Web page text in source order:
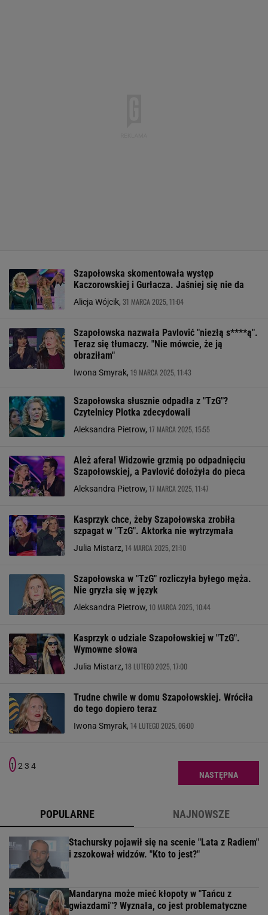
Szapołowska skomentowała występ
Kaczorowskiej i Gurłacza. Jaśniej się nie da
Alicja Wójcik, 31 MARCA 2025, 11:04
Szapołowska nazwała Pavlović "niezłą s****ą".
Teraz się tłumaczy. "Nie mówcie, że ją
obraziłam"
Iwona Smyrak, 19 MARCA 2025, 11:43
Szapołowska słusznie odpadła z "TzG"?
Czytelnicy Plotka zdecydowali
Aleksandra Pietrow, 17 MARCA 2025, 15:55
Ależ afera! Widzowie grzmią po odpadnięciu
Szapołowskiej, a Pavlović dołożyła do pieca
Aleksandra Pietrow, 17 MARCA 2025, 11:47
Kasprzyk chce, żeby Szapołowska zrobiła
szpagat w "TzG". Aktorka nie wytrzymała
Julia Mistarz, 14 MARCA 2025, 21:10
Szapołowska w "TzG" rozliczyła byłego męża.
Nie gryzła się w język
Aleksandra Pietrow, 10 MARCA 2025, 10:44
Kasprzyk o udziale Szapołowskiej w "TzG".
Wymowne słowa
Julia Mistarz, 18 LUTEGO 2025, 17:00
Trudne chwile w domu Szapołowskiej. Wróciła
do tego dopiero teraz
Iwona Smyrak, 14 LUTEGO 2025, 06:00
1 2 3 4
NASTĘPNA
POPULARNE NAJNOWSZE
Stachursky pojawił się na scenie "Lata z Radiem"
i zszokował widzów. "Kto to jest?"
Mandaryna może mieć kłopoty w "Tańcu z
gwiazdami"? Wyznała, co jest problematyczne